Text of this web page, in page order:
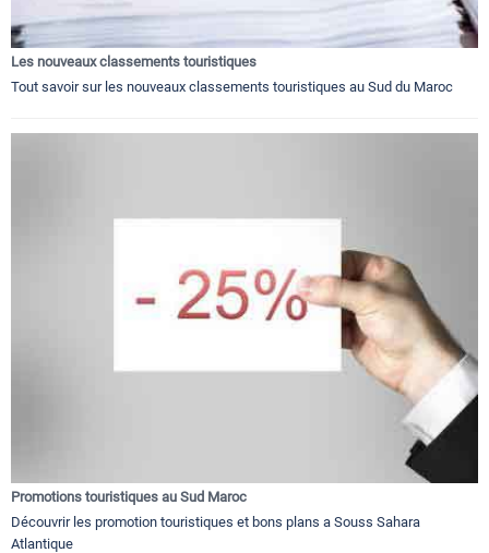
Les nouveaux classements touristiques
Tout savoir sur les nouveaux classements touristiques au Sud du Maroc
Promotions touristiques au Sud Maroc
Découvrir les promotion touristiques et bons plans a Souss Sahara
Atlantique